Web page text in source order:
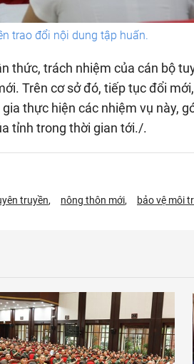
trao đổi nội dung tập huấn.
thức, trách nhiệm của cán bộ
Trên cơ sở đó, tiếp tục đổi
thực hiện các nhiệm vụ này,
tỉnh trong thời gian tới./.
truyền nông thôn mới bảo vệ môi